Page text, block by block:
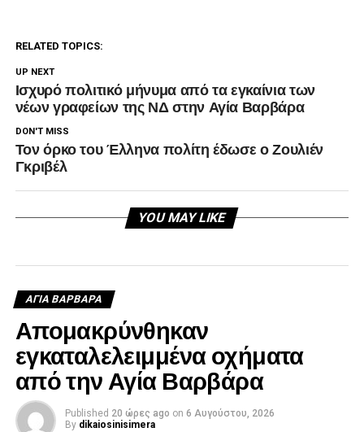
RELATED TOPICS:
UP NEXT
Ισχυρό πολιτικό μήνυμα από τα εγκαίνια των
νέων γραφείων της ΝΔ στην Αγία Βαρβάρα
DON'T MISS
Τον όρκο του Έλληνα πολίτη έδωσε ο Ζουλιέν
Γκριβέλ
YOU MAY LIKE
ΑΓΙΑ ΒΑΡΒΑΡΑ
Απομακρύνθηκαν
εγκαταλελειμμένα οχήματα
από την Αγία Βαρβάρα
Published 20 ώρες ago on 6 Αυγούστου, 2026
By dikaiosinisimera